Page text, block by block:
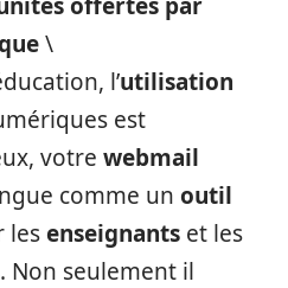
\
l’utilisation
est
votre webmail
comme un outil
lesenseignants et les
Non seulement il